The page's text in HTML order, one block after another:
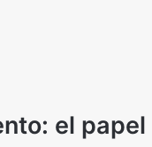
el papel